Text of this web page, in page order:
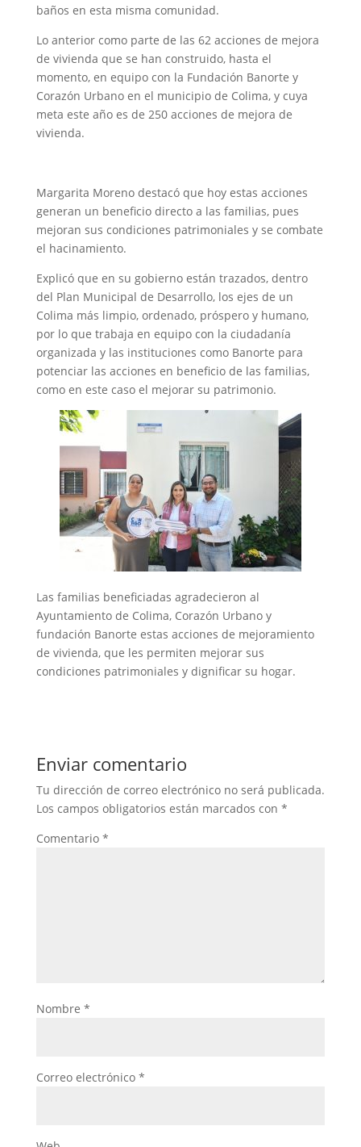
baños en esta misma comunidad.
Lo anterior como parte de las 62 acciones de mejora
de vivienda que se han construido, hasta el
momento, en equipo con la Fundación Banorte y
Corazón Urbano en el municipio de Colima, y cuya
meta este año es de 250 acciones de mejora de
vivienda.
Margarita Moreno destacó que hoy estas acciones
generan un beneficio directo a las familias, pues
mejoran sus condiciones patrimoniales y se combate
el hacinamiento.
Explicó que en su gobierno están trazados, dentro
del Plan Municipal de Desarrollo, los ejes de un
Colima más limpio, ordenado, próspero y humano,
por lo que trabaja en equipo con la ciudadanía
organizada y las instituciones como Banorte para
potenciar las acciones en beneficio de las familias,
como en este caso el mejorar su patrimonio.
Las familias beneficiadas agradecieron al
Ayuntamiento de Colima, Corazón Urbano y
fundación Banorte estas acciones de mejoramiento
de vivienda, que les permiten mejorar sus
condiciones patrimoniales y dignificar su hogar.
Enviar comentario
Tu dirección de correo electrónico no será publicada.
Los campos obligatorios están marcados con *
Comentario *
Nombre *
Correo electrónico *